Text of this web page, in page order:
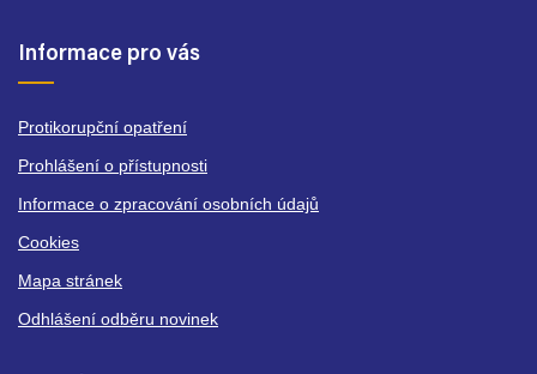
Informace pro vás
Protikorupční opatření
Prohlášení o přístupnosti
Informace o zpracování osobních údajů
Cookies
Mapa stránek
Odhlášení odběru novinek